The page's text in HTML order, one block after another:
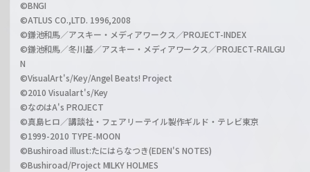
©BNGI
©ATLUS CO.,LTD. 1996,2008
©鎌池和馬／アスキー・メディアワークス／PROJECT-INDEX
©鎌池和馬／冬川基／アスキー・メディアワークス／PROJECT-RAILGU
N
©VisualArt's/Key/Angel Beats! Project
©2010 Visualart's/Key
©なのはA's PROJECT
©真島ヒロ／講談社・フェアリーテイル製作ギルド・テレビ東京
©1999-2010 TYPE-MOON
©Bushiroad illust:たにはらなつき(EDEN'S NOTES)
©Bushiroad/Project MILKY HOLMES